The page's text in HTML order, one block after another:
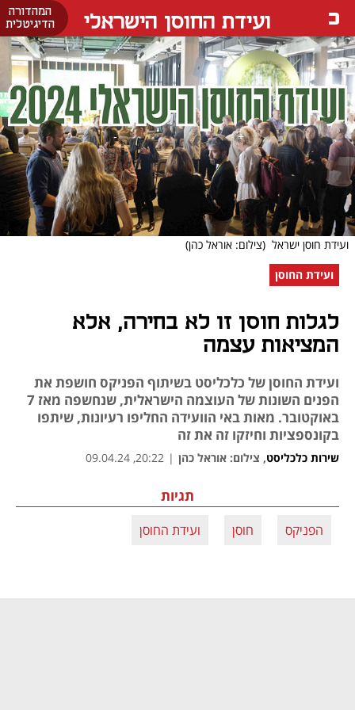
המהדורה
הדיגיטלית
ועידת החוסן הישראלי
ועידת חוסן ישראל (צילום: אוראל כהן)
ועידת החוסן
לגלות חוסן זו לא בחירה, אלא
המציאות עצמה
ועידת החוסן של כלכליסט בשיתוף הפניקס חושפת את
הפנים השונות של העוצמה הישראלית, שנחשפה מאז 7
באוקטובר. מאות באי הוועידה החליפו רעיונות, שיתפו
בקונספציות וחיזקו זה את זה
שירות כלכליסט, צילום: אוראל כהן |
20:22, 09.04.24
תגיות
הפניקס חוסן ועידת החוסן